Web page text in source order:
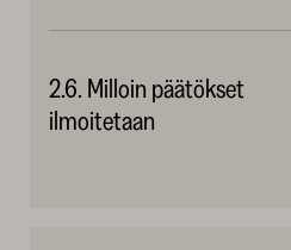
2.6. Milloin päätökset
ilmoitetaan